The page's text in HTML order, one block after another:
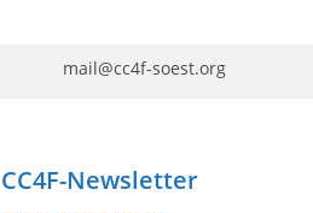
mail@cc4f-soest.org
CC4F-Newsletter